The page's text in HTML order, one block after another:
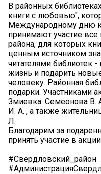
В районных
книги с любовью",
Международному дню
принимают участие
района, для которых
ценным источником
читателями библиотек
жизнь и подарить
человеку. Районная
подарки. Участниками
Змиевка: Семеонова В.
И. А. , а также
Л.
Благодарим за
принять участие в
#Свердловский_район